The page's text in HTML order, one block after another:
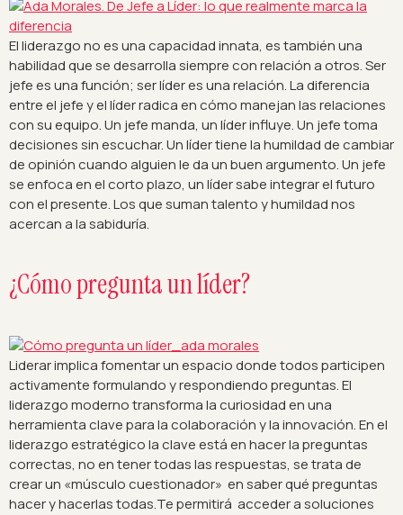
El liderazgo no es una capacidad innata, es también una
habilidad que se desarrolla siempre con relación a otros. Ser
jefe es una función; ser líder es una relación. La diferencia
entre el jefe y el líder radica en cómo manejan las relaciones
con su equipo. Un jefe manda, un líder influye. Un jefe toma
decisiones sin escuchar. Un líder tiene la humildad de cambiar
de opinión cuando alguien le da un buen argumento. Un jefe
se enfoca en el corto plazo, un líder sabe integrar el futuro
con el presente. Los que suman talento y humildad nos
acercan a la sabiduría.
¿Cómo pregunta un líder?
Liderar implica fomentar un espacio donde todos participen
activamente formulando y respondiendo preguntas. El
liderazgo moderno transforma la curiosidad en una
herramienta clave para la colaboración y la innovación. En el
liderazgo estratégico la clave está en hacer la preguntas
correctas, no en tener todas las respuestas, se trata de
crear un «músculo cuestionador» en saber qué preguntas
hacer y hacerlas todas.Te permitirá acceder a soluciones